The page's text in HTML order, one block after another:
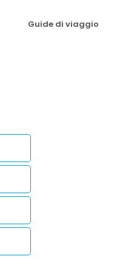
Guide di viaggio